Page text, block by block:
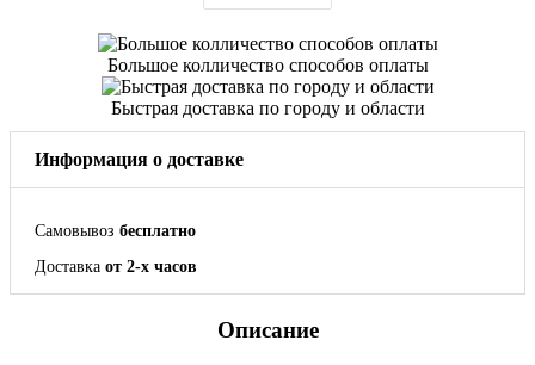
Большое колличество способов оплаты
Быстрая доставка по городу и области
Информация о доставке
Самовывоз бесплатно
Доставка от 2-х часов
Описание